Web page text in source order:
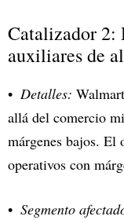
Catalizador 2:
auxiliares de
Detalles:
allá del comercio
márgenes bajos. El
operativos con
Segmento